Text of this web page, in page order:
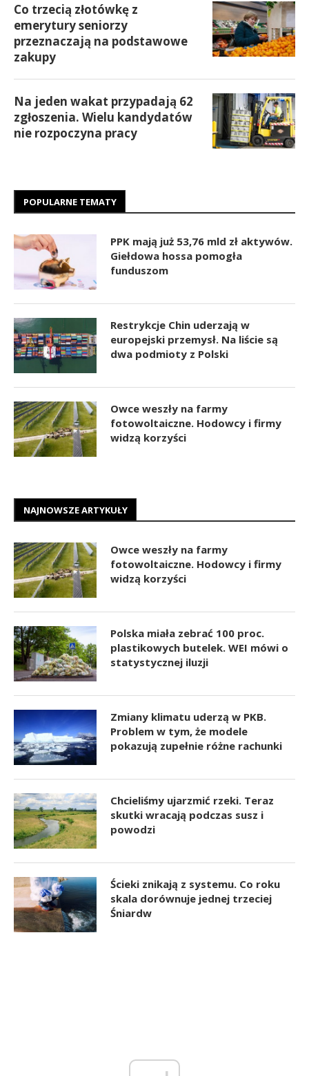
Co trzecią złotówkę z
emerytury seniorzy
przeznaczają na podstawowe
zakupy
Na jeden wakat przypadają 62
zgłoszenia. Wielu kandydatów
nie rozpoczyna pracy
POPULARNE TEMATY
PPK mają już 53,76 mld zł aktywów.
Giełdowa hossa pomogła
funduszom
Restrykcje Chin uderzają w
europejski przemysł. Na liście są
dwa podmioty z Polski
Owce weszły na farmy
fotowoltaiczne. Hodowcy i firmy
widzą korzyści
NAJNOWSZE ARTYKUŁY
Owce weszły na farmy
fotowoltaiczne. Hodowcy i firmy
widzą korzyści
Polska miała zebrać 100 proc.
plastikowych butelek. WEI mówi o
statystycznej iluzji
Zmiany klimatu uderzą w PKB.
Problem w tym, że modele
pokazują zupełnie różne rachunki
Chcieliśmy ujarzmić rzeki. Teraz
skutki wracają podczas susz i
powodzi
Ścieki znikają z systemu. Co roku
skala dorównuje jednej trzeciej
Śniardw